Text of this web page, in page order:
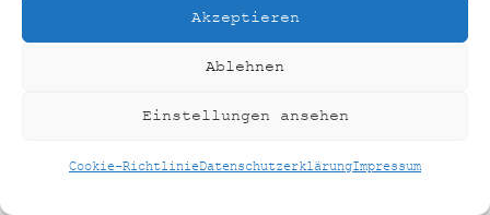
Akzeptieren
Ablehnen
Einstellungen ansehen
Cookie-RichtlinieDatenschutzerklärungImpressum